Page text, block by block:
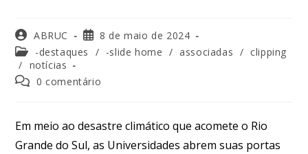
ABRUC
8 de maio de 2024
-destaques
/ -slide home / associadas / clipping
/ notícias
0 comentário
Em meio ao desastre climático que acomete o Rio
Grande do Sul, as Universidades abrem suas portas